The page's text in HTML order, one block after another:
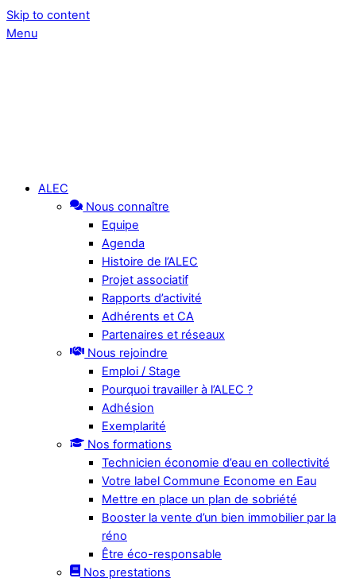
Skip to content
Menu
ALEC
Nous connaître
Equipe
Agenda
Histoire de l’ALEC
Projet associatif
Rapports d’activité
Adhérents et CA
Partenaires et réseaux
Nous rejoindre
Emploi / Stage
Pourquoi travailler à l’ALEC ?
Adhésion
Exemplarité
Nos formations
Technicien économie d’eau en collectivité
Votre label Commune Econome en Eau
Mettre en place un plan de sobriété
Booster la vente d’un bien immobilier par la
réno
Être éco-responsable
Nos prestations